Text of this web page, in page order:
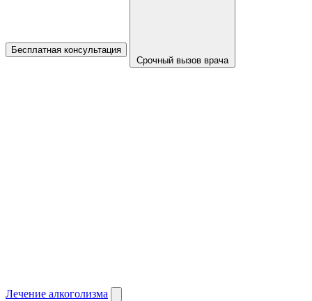
Бесплатная консультация
Срочный вызов врача
Лечение алкоголизма